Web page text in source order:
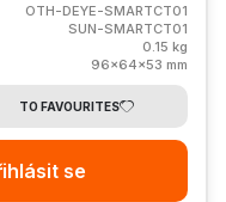
OTH-DEYE-SMARTCT01
SUN-SMARTCT01
0.15 kg
96x64x53 mm
TO FAVOURITES
se